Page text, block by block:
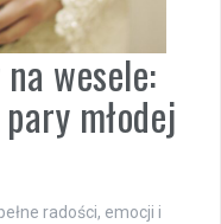
wesele:
młodej
radości, emocji i